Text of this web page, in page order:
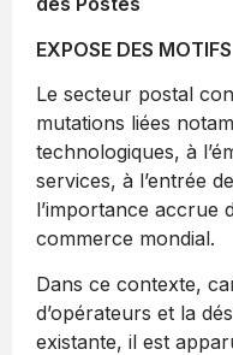
EXPOSE DES MOTIFS
Le secteur postal
mutations liées
technologiques, à
services, à l’entrée
l’importance accrue
commerce mondial.
Dans ce contexte,
d’opérateurs et la
existante, il est